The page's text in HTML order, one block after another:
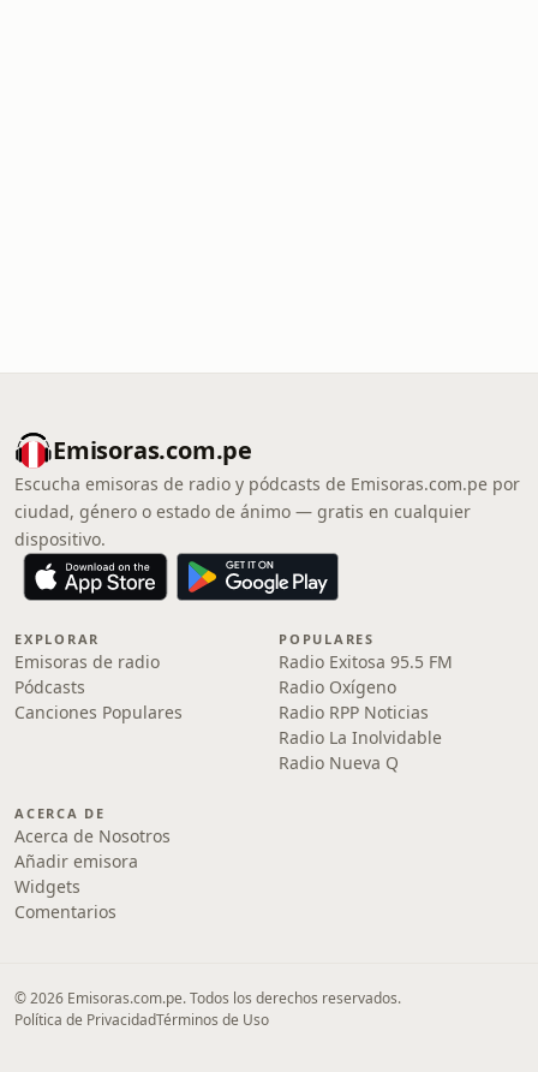
Emisoras.com.pe
Escucha emisoras de radio y pódcasts de Emisoras.com.pe por
ciudad, género o estado de ánimo — gratis en cualquier
dispositivo.
EXPLORAR
Emisoras de radio
Pódcasts
Canciones Populares
POPULARES
Radio Exitosa 95.5 FM
Radio Oxígeno
Radio RPP Noticias
Radio La Inolvidable
Radio Nueva Q
ACERCA DE
Acerca de Nosotros
Añadir emisora
Widgets
Comentarios
© 2026 Emisoras.com.pe. Todos los derechos reservados.
Política de PrivacidadTérminos de Uso